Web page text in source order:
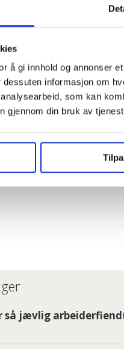
å gi innhold og annonser
informasjon om
som kan
gjennom din bruk av
i familie- og
innenfor
en stor
for mange
dere er med i
nødt til å komme oss
Nordlandia-eier,
til å angripe
så jævlig